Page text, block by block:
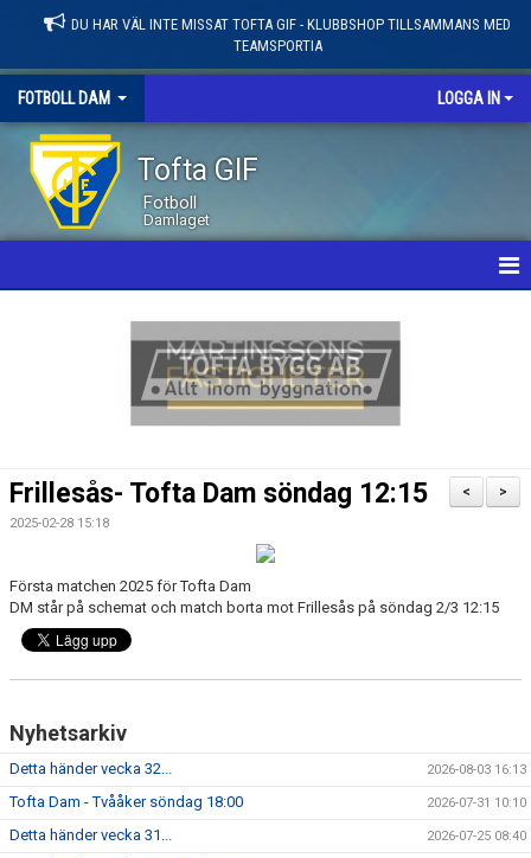
DU HAR VÄL INTE MISSAT TOFTA GIF - KLUBBSHOP TILLSAMMANS MED
TEAMSPORTIA
FOTBOLL DAM LOGGA IN
Tofta GIF
Fotboll
Damlaget
LEDARE / TRUPP
DOKUMENT
>
<
Frillesås- Tofta Dam söndag 12:15
2025-02-28 15:18
Första matchen 2025 för Tofta Dam
DM står på schemat och match borta mot Frillesås på söndag 2/3 12:15
Nyhetsarkiv
Detta händer vecka 32... 2026-08-03 16:13
Tofta Dam - Tvååker söndag 18:00 2026-07-31 10:10
Detta händer vecka 31... 2026-07-25 08:40